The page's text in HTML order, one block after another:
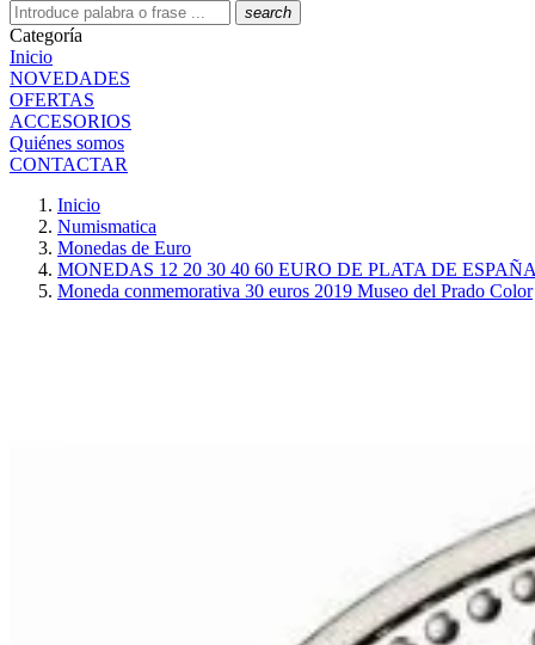
search
Categoría
Inicio
NOVEDADES
OFERTAS
ACCESORIOS
Quiénes somos
CONTACTAR
Inicio
Numismatica
Monedas de Euro
MONEDAS 12 20 30 40 60 EURO DE PLATA DE
Moneda conmemorativa 30 euros 2019 Museo del Prado Color